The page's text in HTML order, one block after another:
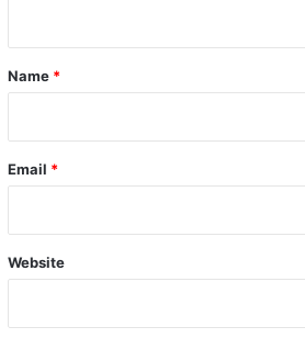
*
Name *
Email *
Website